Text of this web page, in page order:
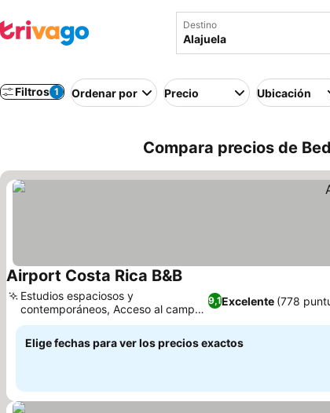
Destino
Filtros 1 Ordenar por Precio Ubicación
Compara precios de
Airport Costa Rica B&BVer precios
9,1Excelente (778
Estudios espaciosos y
contemporáneos, Acceso al campo
de golf cercano
Elige fechas para ver los precios exactos